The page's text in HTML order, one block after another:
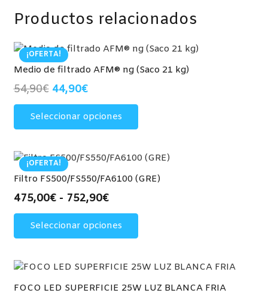
Productos relacionados
¡OFERTA!
Medio de filtrado AFM® ng (Saco 21 kg)
54,90€ El
precio
original
era:
44,90€El
precio
actual
es:
Seleccionar opciones
variantes.
Las
la
página
¡OFERTA!
Filtro FS500/FS550/FA6100 (GRE)
475,00€ - 752,90€Rango
de
precios:
desde
hasta
752,90€
Seleccionar opciones
variantes.
Las
FOCO LED SUPERFICIE 25W LUZ BLANCA FRIA